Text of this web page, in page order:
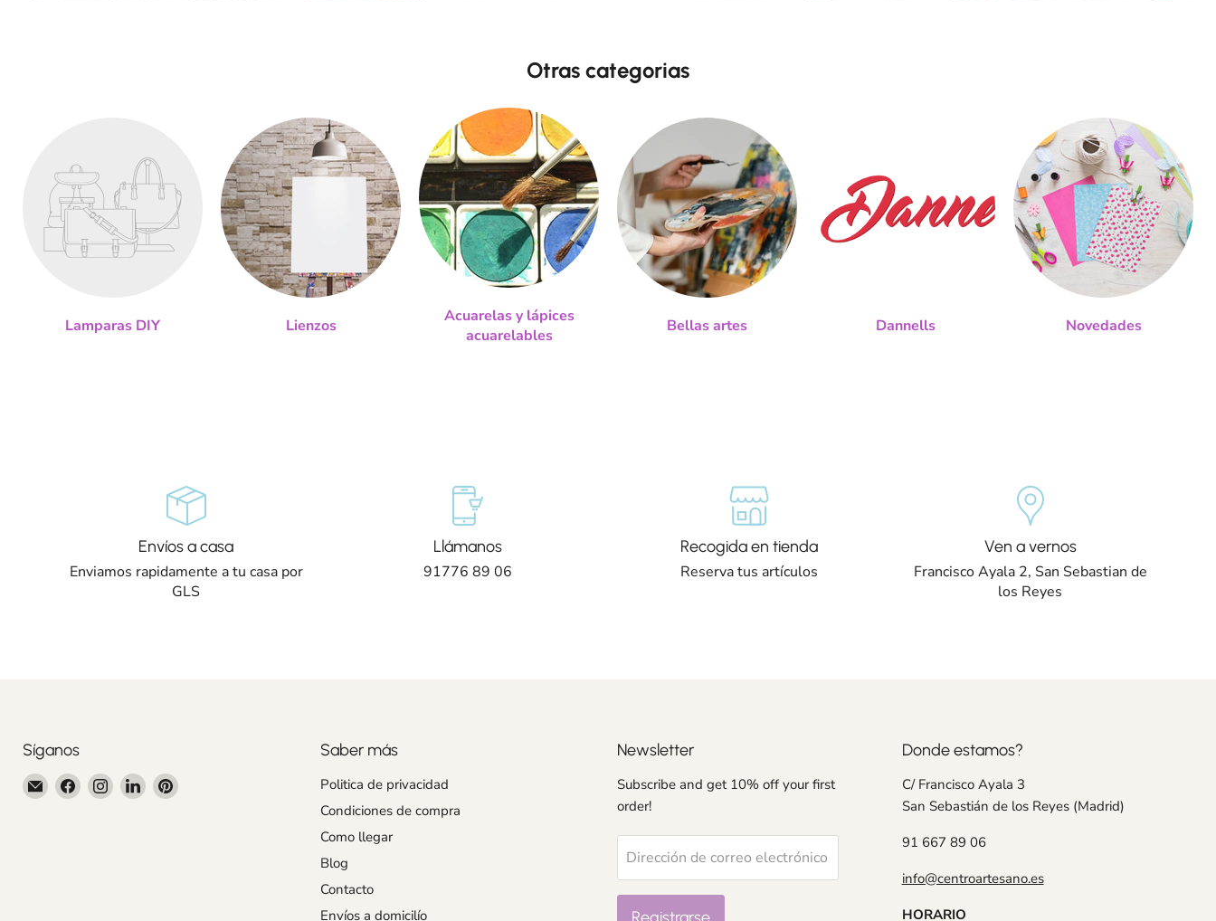
Otras categorias
Lamparas DIY Lienzos
Acuarelas y lápices
acuarelables
Bellas artes Dannells Novedades
Envíos a casa
Enviamos rapidamente a tu casa por
GLS
Llámanos
91776 89 06
Recogida en tienda
Reserva tus artículos
Ven a vernos
Francisco Ayala 2, San Sebastian de
los Reyes
Síganos
Encuéntrenos
Encuéntrenos
Encuéntrenos
Encuéntrenos
Encuéntrenos
Saber más
Politica de privacidad
Condiciones de compra
Como llegar
Blog
Contacto
Envíos a domicilío
Newsletter
Subscribe and get 10% off your first
order!
Dirección de correo electrónico
Donde estamos?
C/ Francisco Ayala 3
San Sebastián de los Reyes (Madrid)
91 667 89 06
info@centroartesano.es
HORARIO